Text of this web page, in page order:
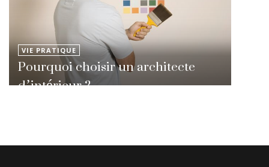
VIE PRATIQUE
Pourquoi choisir un architecte
d’intérieur ?